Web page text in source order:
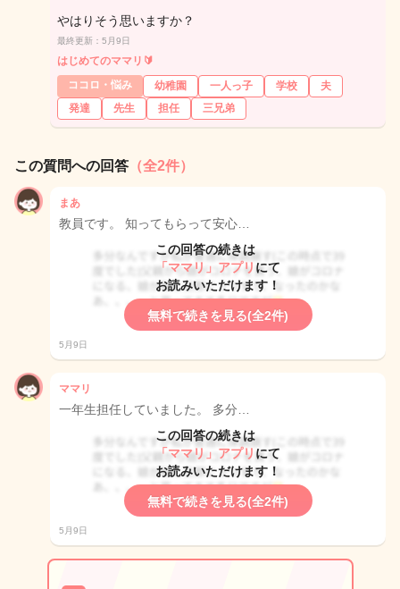
やはりそう思いますか？
最終更新：5月9日
はじめてのママリ🔰
ココロ・悩み
幼稚園 一人っ子 学校
夫
発達
先生 担任 三兄弟
この質問への回答 （全2件）
まあ
教員です。 知ってもらって安心…
この回答の続きは
「ママリ」アプリ にて
お読みいただけます！
無料で続きを見る(全2件)
5月9日
ママリ
一年生担任していました。 多分…
この回答の続きは
「ママリ」アプリ にて
お読みいただけます！
無料で続きを見る(全2件)
5月9日